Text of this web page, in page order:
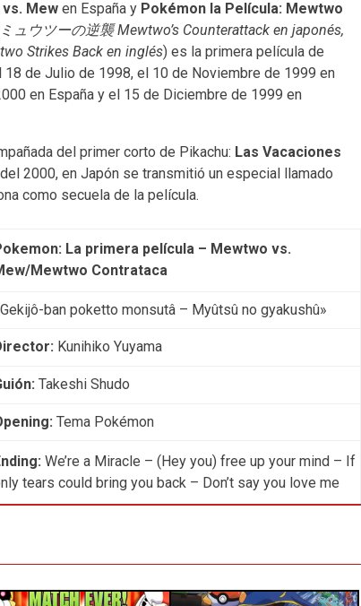
Mew en España y Pokémon la Película: Mewtwo
ミュウツーの逆襲Mewtwo’s Counterattack en japonés,
Strikes Back en inglés) es la primera película de
18 de Julio de 1998, el 10 de Noviembre de 1999 en
en España y el 15 de Diciembre de 1999 en
del primer corto de Pikachu: Las Vacaciones
2000, en Japón se transmitió un especial llamado
como secuela de la película.
La primera película – Mewtwo vs.
Mewtwo Contrataca
ban poketto monsutâ – Myûtsû no gyakushû»
Kunihiko Yuyama
Takeshi Shudo
Tema Pokémon
We’re a Miracle – (Hey you) free up your mind – If
tears could bring you back – Don’t say you love me